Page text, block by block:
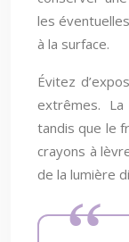
les
à la surface.
Évitez
extrêmes.
tandis que le
crayons à
de la lumière